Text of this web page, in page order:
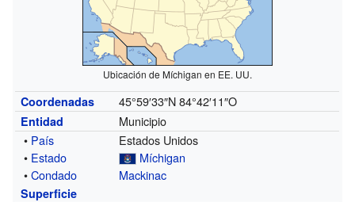
Ubicación de Míchigan en EE. UU.
Coordenadas 45°59′33″N 84°42′11″O
Entidad
Municipio
• País
Estados Unidos
• Estado
Míchigan
•Condado Mackinac
Superficie